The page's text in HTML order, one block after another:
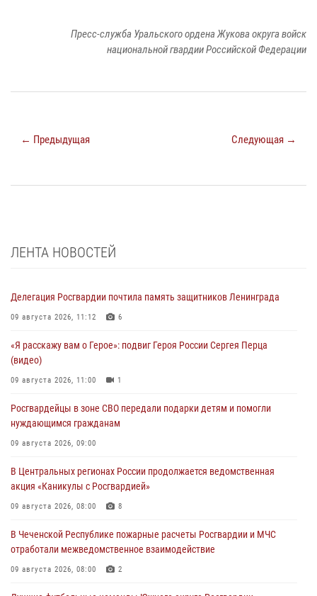
Пресс-служба Уральского ордена Жукова округа войск
национальной гвардии Российской Федерации
← Предыдущая Следующая →
ЛЕНТА НОВОСТЕЙ
Делегация Росгвардии почтила память защитников Ленинграда
09 августа 2026, 11:12 6
«Я расскажу вам о Герое»: подвиг Героя России Сергея Перца
(видео)
09 августа 2026, 11:00 1
Росгвардейцы в зоне СВО передали подарки детям и помогли
нуждающимся гражданам
09 августа 2026, 09:00
В Центральных регионах России продолжается ведомственная
акция «Каникулы с Росгвардией»
09 августа 2026, 08:00 8
В Чеченской Республике пожарные расчеты Росгвардии и МЧС
отработали межведомственное взаимодействие
09 августа 2026, 08:00 2